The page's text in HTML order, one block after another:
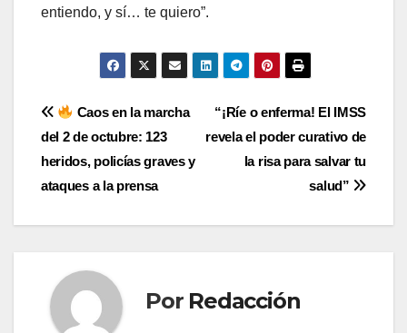
entiendo, y sí… te quiero”.
Navegación
de
entradas
“¡Ríe o enferma! El IMSS
revela el poder curativo de
la risa para salvar tu
salud”
Caos en la marcha
del 2 de octubre: 123
heridos, policías graves y
ataques a la prensa
Por Redacción